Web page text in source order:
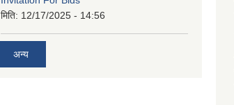
मिति: 12/17/2025 - 14:56
अन्य